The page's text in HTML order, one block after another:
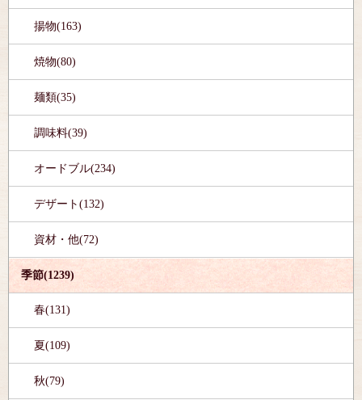
揚物(163)
焼物(80)
麺類(35)
調味料(39)
オードブル(234)
デザート(132)
資材・他(72)
季節(1239)
春(131)
夏(109)
秋(79)